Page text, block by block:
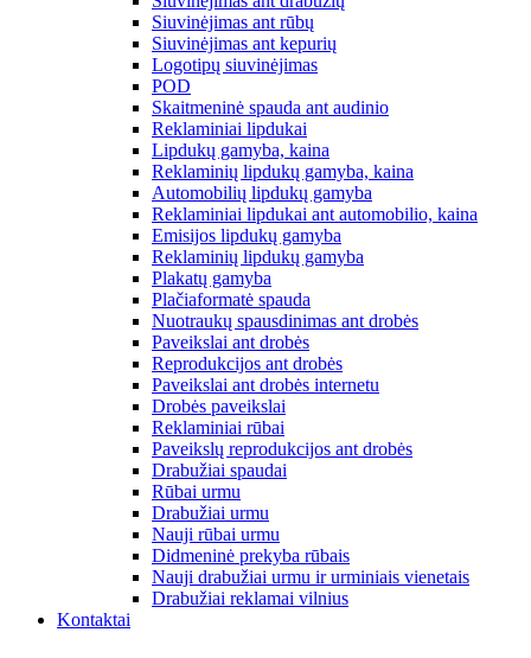
Siuvinėjimas ant rūbų
Siuvinėjimas ant kepurių
Logotipų siuvinėjimas
POD
Skaitmeninė spauda ant audinio
Reklaminiai lipdukai
Lipdukų gamyba, kaina
Reklaminių lipdukų gamyba, kaina
Automobilių lipdukų gamyba
Reklaminiai lipdukai ant automobilio, kaina
Emisijos lipdukų gamyba
Reklaminių lipdukų gamyba
Plakatų gamyba
Plačiaformatė spauda
Nuotraukų spausdinimas ant drobės
Paveikslai ant drobės
Reprodukcijos ant drobės
Paveikslai ant drobės internetu
Drobės paveikslai
Reklaminiai rūbai
Paveikslų reprodukcijos ant drobės
Drabužiai spaudai
Rūbai urmu
Drabužiai urmu
Nauji rūbai urmu
Didmeninė prekyba rūbais
Nauji drabužiai urmu ir urminiais vienetais
Drabužiai reklamai vilnius
Kontaktai